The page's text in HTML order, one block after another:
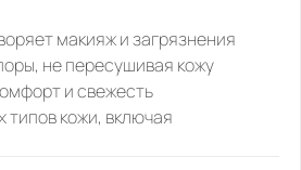
макияж и загрязнения
не пересушивая кожу
и свежесть
кожи, включая